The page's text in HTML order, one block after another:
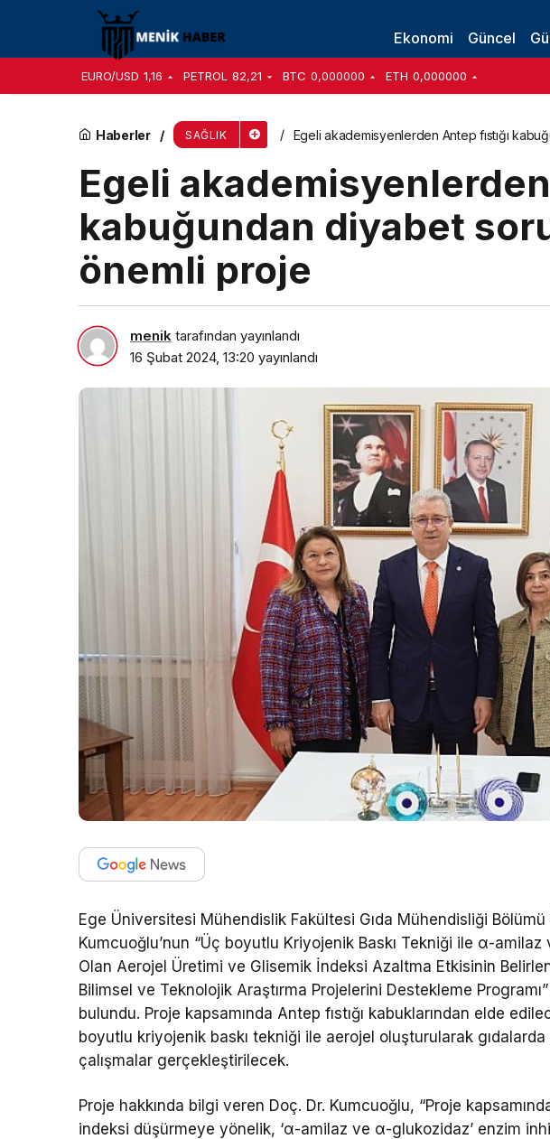
Ekonomi Güncel
EURO/USD 1,16 PETROL 82,21 BTC 0,000000 ETH 0,000000
Haberler SAĞLIK Egeli akademisyenlerden Antep fıstığı
Egeli akademisyenlerden
kabuğundan diyabet
önemli proje
menik tarafından yayınlandı
16 Şubat 2024, 13:20 yayınlandı
Ege Üniversitesi Mühendislik Fakültesi Gıda Mühendisliği
Kumcuoğlu’nun “Üç boyutlu Kriyojenik Baskı Tekniği ile α-
Olan Aerojel Üretimi ve Glisemik İndeksi Azaltma Etkisinin
Bilimsel ve Teknolojik Araştırma Projelerini Destekleme
bulundu. Proje kapsamında Antep fıstığı kabuklarından elde
boyutlu kriyojenik baskı tekniği ile aerojel oluşturularak
çalışmalar gerçekleştirilecek.
Proje hakkında bilgi veren Doç. Dr. Kumcuoğlu, “Proje
indeksi düşürmeye yönelik, ‘α-amilaz ve α-glukozidaz’ enzim
Hero Baby Beslenme Yolculuğu İle Annelerin Yanında